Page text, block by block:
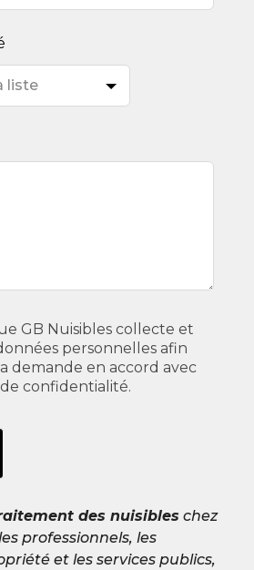
GB Nuisibles collecte et
personnelles afin
demande en accord avec
confidentialité.
des nuisibles chez
professionnels, les
et les services publics,